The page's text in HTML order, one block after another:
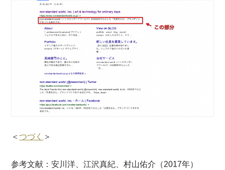
＜つづく ＞
参考文献：安川洋、江沢真紀、村山佑介（2017年）